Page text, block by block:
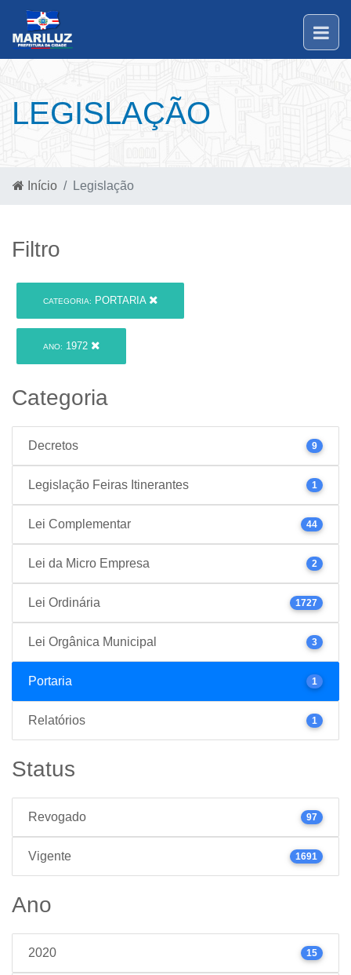
LEGISLAÇÃO
Início Legislação
Filtro
CATEGORIA: PORTARIA
ANO: 1972
Categoria
Decretos 9
Legislação Feiras Itinerantes 1
Lei Complementar 44
Lei da Micro Empresa 2
Lei Ordinária 1727
Lei Orgânica Municipal 3
Portaria 1
Relatórios 1
Status
Revogado 97
Vigente 1691
Ano
2020 15